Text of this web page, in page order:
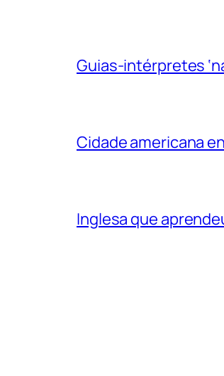
Guias-intérpretes
Cidade americana
Inglesa que